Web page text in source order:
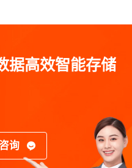
据高效智能存储
询